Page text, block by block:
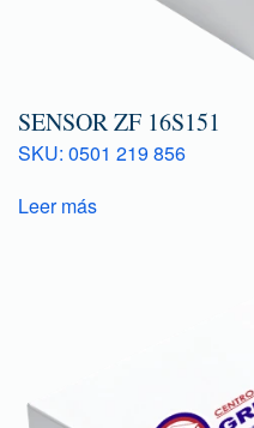
SENSOR ZF 16S151
SKU: 0501 219 856
Leer más